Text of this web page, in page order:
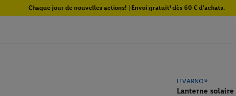
Chaque jour de nouvelles actions! | Envoi gratuit¹ dès 60 € d'achats.
LIVARNO®
Lanterne solaire